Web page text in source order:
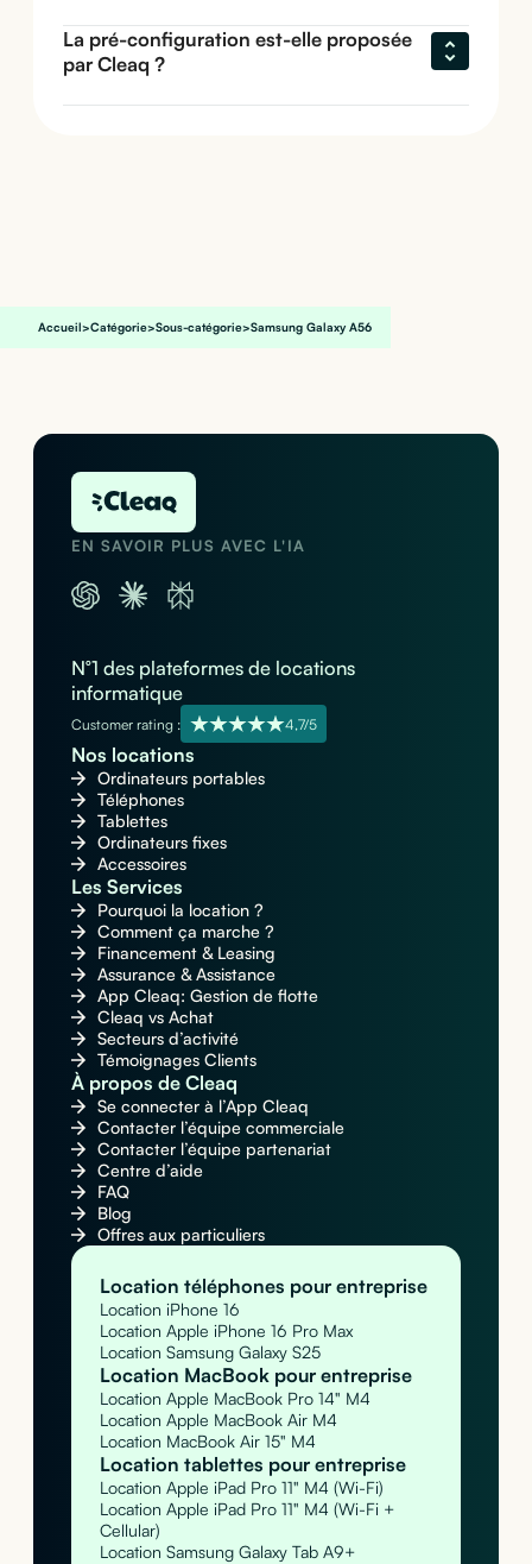
La pré-configuration est-elle proposée
par Cleaq ?
Accueil>Catégorie>Sous-catégorie>Samsung Galaxy A56
EN SAVOIR PLUS AVEC L'IA
N°1 des plateformes de locations
informatique
Customer rating : 4,7/5
Nos locations
Ordinateurs portables
Téléphones
Tablettes
Ordinateurs fixes
Accessoires
Les Services
Pourquoi la location ?
Comment ça marche ?
Financement & Leasing
Assurance & Assistance
App Cleaq: Gestion de flotte
Cleaq vs Achat
Secteurs d’activité
Témoignages Clients
À propos de Cleaq
Se connecter à l’App Cleaq
Contacter l’équipe commerciale
Contacter l’équipe partenariat
Centre d’aide
FAQ
Blog
Offres aux particuliers
Location téléphones pour entreprise
Location iPhone 16
Location Apple iPhone 16 Pro Max
Location Samsung Galaxy S25
Location MacBook pour entreprise
Location Apple MacBook Pro 14" M4
Location Apple MacBook Air M4
Location MacBook Air 15" M4
Location tablettes pour entreprise
Location Apple iPad Pro 11" M4 (Wi-Fi)
Location Apple iPad Pro 11" M4 (Wi-Fi +
Cellular)
Location Samsung Galaxy Tab A9+